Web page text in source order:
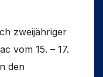
zweijähriger
vom 15. – 17.
den